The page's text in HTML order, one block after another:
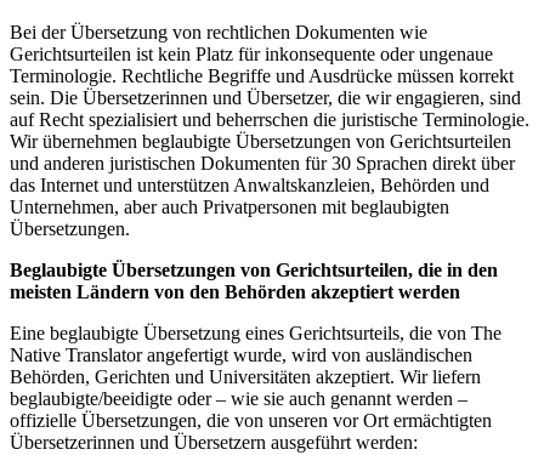
Bei der Übersetzung von rechtlichen Dokumenten wie
Gerichtsurteilen ist kein Platz für inkonsequente oder ungenaue
Terminologie. Rechtliche Begriffe und Ausdrücke müssen korrekt
sein. Die Übersetzerinnen und Übersetzer, die wir engagieren, sind
auf Recht spezialisiert und beherrschen die juristische Terminologie.
Wir übernehmen beglaubigte Übersetzungen von Gerichtsurteilen
und anderen juristischen Dokumenten für 30 Sprachen direkt über
das Internet und unterstützen Anwaltskanzleien, Behörden und
Unternehmen, aber auch Privatpersonen mit beglaubigten
Übersetzungen.
Beglaubigte Übersetzungen von Gerichtsurteilen, die in den
meisten Ländern von den Behörden akzeptiert werden
Eine beglaubigte Übersetzung eines Gerichtsurteils, die von The
Native Translator angefertigt wurde, wird von ausländischen
Behörden, Gerichten und Universitäten akzeptiert. Wir liefern
beglaubigte/beeidigte oder – wie sie auch genannt werden –
offizielle Übersetzungen, die von unseren vor Ort ermächtigten
Übersetzerinnen und Übersetzern ausgeführt werden: